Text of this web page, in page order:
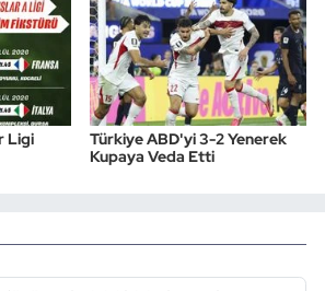
Ligi
Türkiye ABD'yi 3-2 Yenerek
Kupaya Veda Etti